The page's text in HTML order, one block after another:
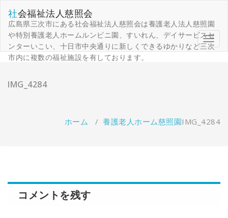
へ
社会福祉法人慈照会
広島県三次市にある社会福祉法人慈照会は養護老人法人慈照園
や特別養護老人ホームルンビニ園、すいれん、デイサービスセ
ンターいこい、十日市中央通りに新しくできるゆかりなど三次
市内に複数の福祉施設を有しております。
ナ
ビ
切
IMG_4284
ホーム / 養護老人ホーム慈照園IMG_4284
コメントを残す